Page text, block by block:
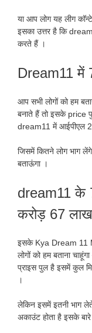
या आप लोग यह लीग
इसका उत्तर है कि
करते हैं ।
Dream11 में
आप सभी लोगों को हम
बनाते हैं तो इसके price
dream11 में आईपीएल
जिसमें कितने लोग भाग
बताऊंगा ।
dream11 के
करोड़ 67
इसके Kya Dream 11
लोगों को हम बताना
प्राइस पुल है इसमें कुल
।
लेकिन इसमें इतनी भाग
अकाउंट होता है इसके